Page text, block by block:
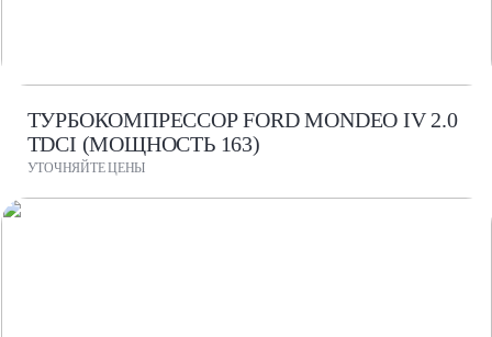
ТУРБОКОМПРЕССОР FORD MONDEO IV 2.0
TDCI (МОЩНОСТЬ 163)
УТОЧНЯЙТЕ ЦЕНЫ